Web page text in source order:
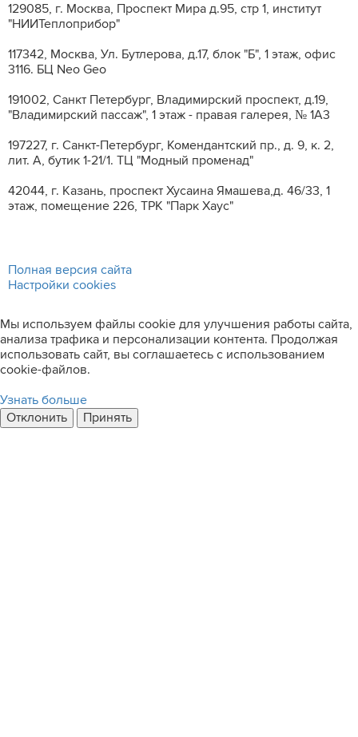
129085, г. Москва, Проспект Мира д.95, стр 1, институт
"НИИТеплоприбор"
117342, Москва, Ул. Бутлерова, д.17, блок "Б", 1 этаж, офис
3116. БЦ Neo Geo
191002, Санкт Петербург, Владимирский проспект, д.19,
"Владимирский пассаж", 1 этаж - правая галерея, № 1А3
197227, г. Санкт-Петербург, Комендантский пр., д. 9, к. 2,
лит. A, бутик 1-21/1. ТЦ "Модный променад"
42044, г. Казань, проспект Хусаина Ямашева,д. 46/33, 1
этаж, помещение 226, ТРК "Парк Хаус"
Полная версия сайта
Настройки cookies
Мы используем файлы cookie для улучшения работы сайта,
анализа трафика и персонализации контента. Продолжая
использовать сайт, вы соглашаетесь с использованием
cookie-файлов.
Узнать больше
Отклонить
Принять